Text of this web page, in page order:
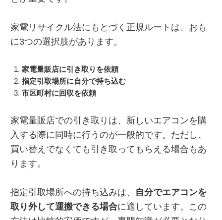
家電リサイクル法にもとづく正規ルートは、おも
に3つの選択肢があります。
家電量販店に引き取りを依頼
指定引取場所に自分で持ち込む
市区町村に回収を依頼
家電量販店での引き取りは、新しいエアコンを購
入する際に同時に行うのが一般的です。ただし、
買い替えでなくても引き取ってもらえる場合もあ
ります。
指定引取場所への持ち込みは、 自分でエアコンを
取り外して運搬できる場合に適しています。この